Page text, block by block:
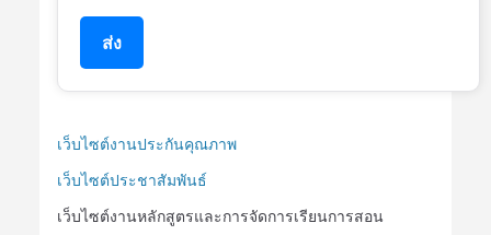
ส่ง
เว็บไซต์งานประกันคุณภาพ
เว็บไซต์ประชาสัมพันธ์
เว็บไซต์งานหลักสูตรและการจัดการเรียนการสอน